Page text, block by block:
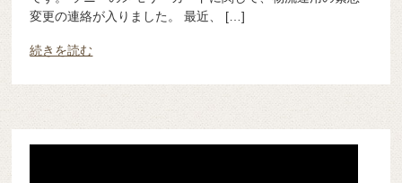
変更の連絡が入りました。 最近、 […]
続きを読む